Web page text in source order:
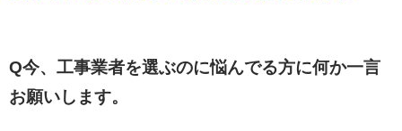
Q今、工事業者を選ぶのに悩んでる方に何か一言
お願いします。